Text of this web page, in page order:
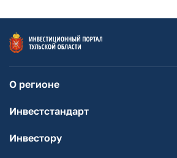
О регионе
Инвестстандарт
Инвестору